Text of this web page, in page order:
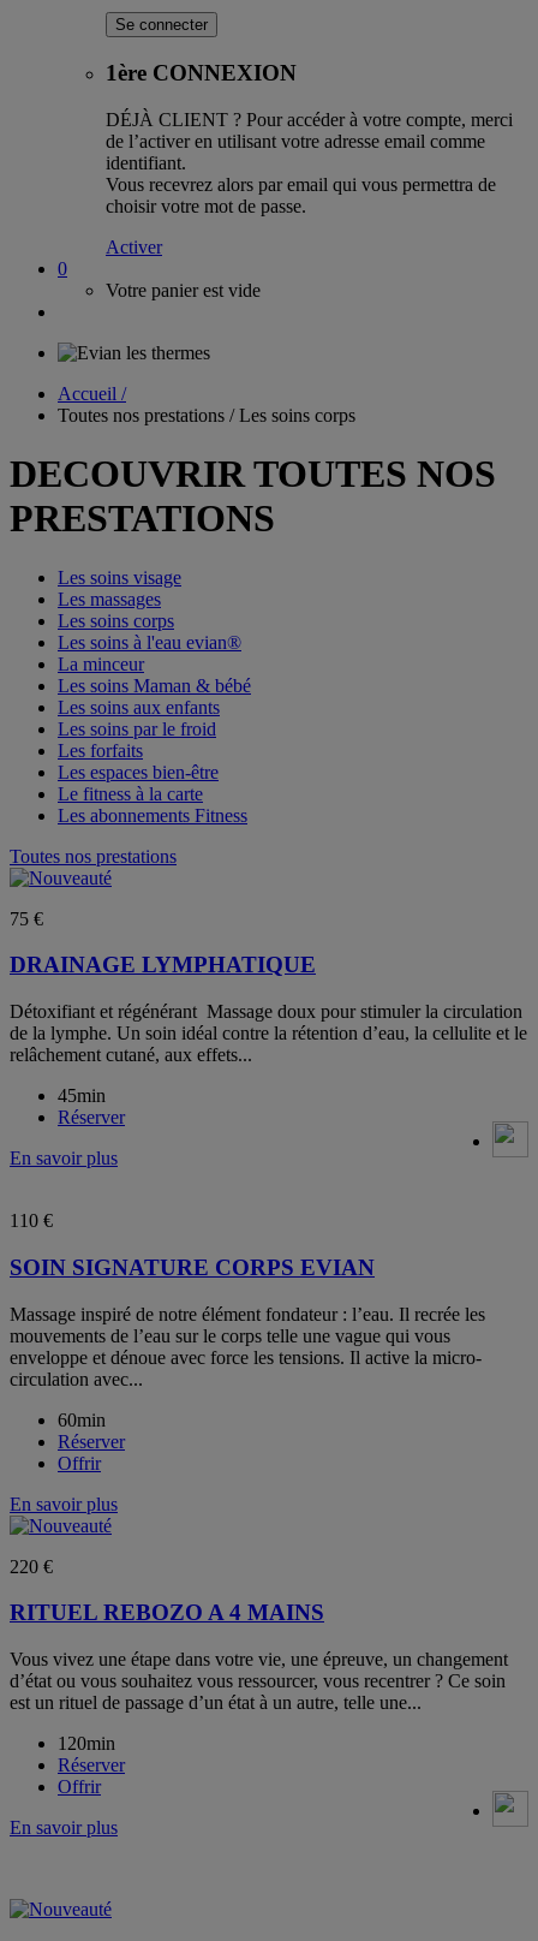
1ère CONNEXION
DÉJÀ CLIENT ? Pour accéder à votre compte, merci
de l’activer en utilisant votre adresse email comme
identifiant.
Vous recevrez alors par email qui vous permettra de
choisir votre mot de passe.
Activer
0
Votre panier est vide
Accueil /
Toutes nos prestations / Les soins corps
DECOUVRIR TOUTES NOS
PRESTATIONS
Les soins visage
Les massages
Les soins corps
Les soins à l'eau evian®
La minceur
Les soins Maman & bébé
Les soins aux enfants
Les soins par le froid
Les forfaits
Les espaces bien-être
Le fitness à la carte
Les abonnements Fitness
Toutes nos prestations
75 €
DRAINAGE LYMPHATIQUE
Détoxifiant et régénérant Massage doux pour stimuler la circulation
de la lymphe. Un soin idéal contre la rétention d’eau, la cellulite et le
relâchement cutané, aux effets...
45min
Réserver
En savoir plus
110 €
SOIN SIGNATURE CORPS EVIAN
Massage inspiré de notre élément fondateur : l’eau. Il recrée les
mouvements de l’eau sur le corps telle une vague qui vous
enveloppe et dénoue avec force les tensions. Il active la micro-
circulation avec...
60min
Réserver
Offrir
En savoir plus
220 €
RITUEL REBOZO A 4 MAINS
Vous vivez une étape dans votre vie, une épreuve, un changement
d’état ou vous souhaitez vous ressourcer, vous recentrer ? Ce soin
est un rituel de passage d’un état à un autre, telle une...
120min
Réserver
Offrir
En savoir plus